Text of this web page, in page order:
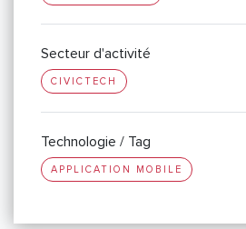
Secteur d'activité
CIVICTECH
Technologie / Tag
APPLICATION MOBILE